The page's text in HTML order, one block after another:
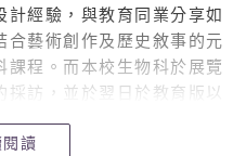
計經驗，與教育同業分享如
藝術創作及歷史敘事的元
程。而本校生物科於展覽
訪，並於翌日於教育版以
讀